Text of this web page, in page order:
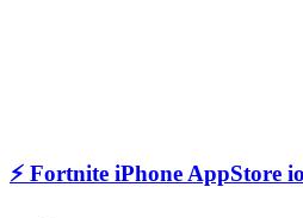
⚡️ Fortnite iPhone